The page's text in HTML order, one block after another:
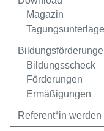
Magazin
Bildungsscheck
Förderungen
Ermäßigungen
Referent*in werden